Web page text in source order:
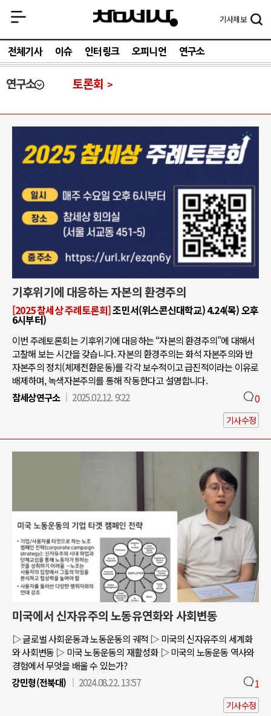
기사제보
전체기사 이슈 인터링크 오피니언 연구소
연구소 토론회
기후위기에 대응하는 자본의 환경주의
[2025 참세상 주례토론회]조민서(위스콘신대학교) 4.24(목) 오후
6시부터)
이번 주례토론회는 기후위기에 대응하는 “자본의 환경주의”에 대해서
고찰해 보는 시간을 갖습니다. 자본의 환경주의는 화석 자본주의와 반
자본주의 정치(체제전환운동)를 각각 보수적이고 급진적이라는 이유로
배제하며, 녹색자본주의를 통해 작동한다고 설명합니다.
참세상연구소
2025.02.12. 9:22 0
기사수정
미국에서 신자유주의 노동유연화와 사회변동
▷ 글로벌 사회운동과 노동운동의 궤적 ▷ 미국의 신자유주의 세계화
와 사회변동 ▷ 미국 노동운동의 재활성화 ▷ 미국의 노동운동 역사와
경험에서 무엇을 배울 수 있는가?
강민형(전북대)
2024.08.22. 13:57 1
기사수정